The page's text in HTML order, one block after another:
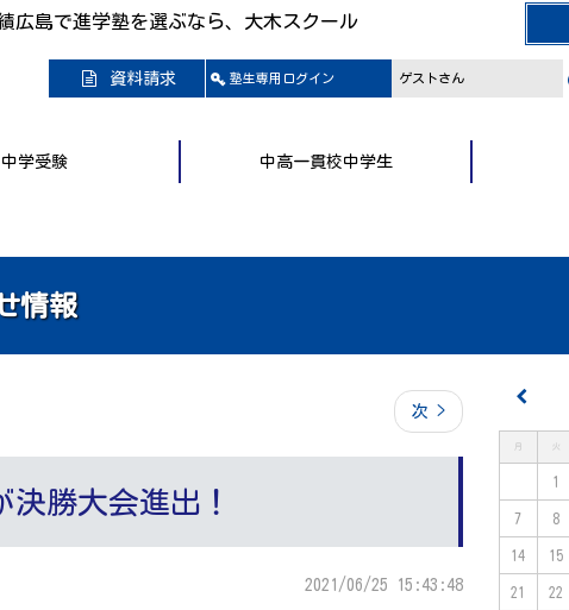
広島で進学塾を選ぶなら、大木スクール
塾生専用 ログイン ゲストさん
資料請求
中学受験 中高一貫校中学生
情報
次 >
勝大会進出！
2021/06/25 15:43:48
月 火
1
7 8
14 15
21 22